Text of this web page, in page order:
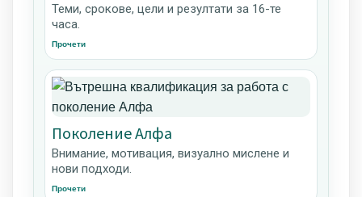
Теми, срокове, цели и резултати за 16-те
часа.
Прочети
Поколение Алфа
Внимание, мотивация, визуално мислене и
нови подходи.
Прочети